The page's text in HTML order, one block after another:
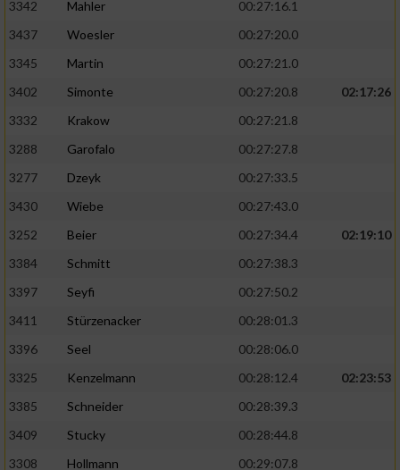
3342
Mahler
00:27:16.1
3437
Woesler
00:27:20.0
3345
Martin
00:27:21.0
3402
Simonte 00:27:20.8
02:17:26
3332
Krakow
00:27:21.8
3288
Garofalo
00:27:27.8
3277
Dzeyk
00:27:33.5
3430
Wiebe
00:27:43.0
3252
Beier 00:27:34.4
02:19:10
3384
Schmitt
00:27:38.3
3397
Seyfi
00:27:50.2
3411
Stürzenacker
00:28:01.3
3396
Seel
00:28:06.0
3325
Kenzelmann 00:28:12.4
02:23:53
3385
Schneider
00:28:39.3
3409
Stucky
00:28:44.8
3308
Hollmann 00:29:07.8